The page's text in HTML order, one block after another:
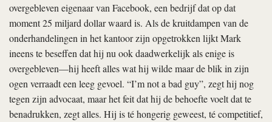
overgebleven eigenaar van Facebook, een bedrijf dat op dat
moment 25 miljard dollar waard is. Als de kruitdampen van de
onderhandelingen in het kantoor zijn opgetrokken lijkt Mark
ineens te beseffen dat hij nu ook daadwerkelijk als enige is
overgebleven—hij heeft alles wat hij wilde maar de blik in zijn
ogen verraadt een leeg gevoel. “I’m not a bad guy”, zegt hij nog
tegen zijn advocaat, maar het feit dat hij de behoefte voelt dat te
benadrukken, zegt alles. Hij is té hongerig geweest, té competitief,